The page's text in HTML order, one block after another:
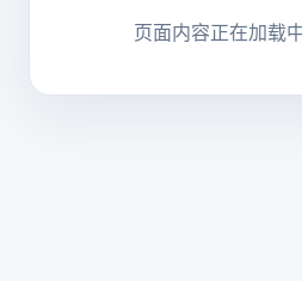
页面内容正在加载